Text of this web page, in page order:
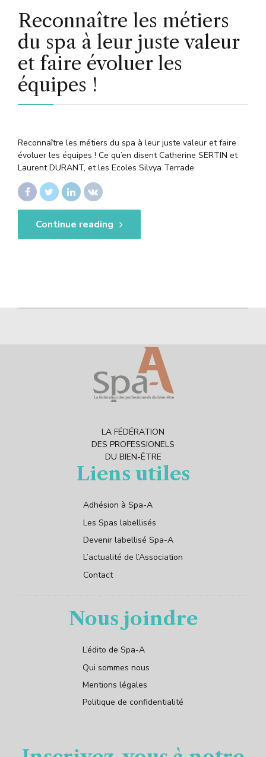
Reconnaître les métiers
du spa à leur juste valeur
et faire évoluer les
équipes !
Reconnaître les métiers du spa à leur juste valeur et faire
évoluer les équipes ! Ce qu’en disent Catherine SERTIN et
Laurent DURANT, et les Ecoles Silvya Terrade
Continue reading
LA FÉDÉRATION
DES PROFESSIONELS
DU BIEN-ÊTRE
Liens utiles
Adhésion à Spa-A
Les Spas labellisés
Devenir labellisé Spa-A
L’actualité de l’Association
Contact
Nous joindre
L’édito de Spa-A
Qui sommes nous
Mentions légales
Politique de confidentialité